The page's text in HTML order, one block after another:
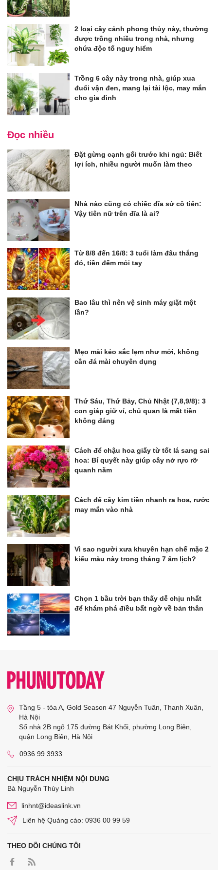
2 loại cây cảnh phong thủy này, thường
được trồng nhiều trong nhà, nhưng
chứa độc tố nguy hiểm
Trồng 6 cây này trong nhà, giúp xua
đuổi vận đen, mang lại tài lộc, may mắn
cho gia đình
Đọc nhiều
Đặt gừng cạnh gối trước khi ngủ: Biết
lợi ích, nhiều người muốn làm theo
Nhà nào cũng có chiếc đĩa sứ cô tiên:
Vậy tiên nữ trên đĩa là ai?
Từ 8/8 đến 16/8: 3 tuổi làm đâu thắng
đó, tiền đếm mỏi tay
Bao lâu thì nên vệ sinh máy giặt một
lần?
Mẹo mài kéo sắc lẹm như mới, không
cần đá mài chuyên dụng
Thứ Sáu, Thứ Bảy, Chủ Nhật (7,8,9/8): 3
con giáp giữ ví, chủ quan là mất tiền
không đáng
Cách để chậu hoa giấy từ tốt lá sang sai
hoa: Bí quyết này giúp cây nở rực rỡ
quanh năm
Cách để cây kim tiền nhanh ra hoa, rước
may mắn vào nhà
Vì sao người xưa khuyên hạn chế mặc 2
kiểu màu này trong tháng 7 âm lịch?
Chọn 1 bầu trời bạn thấy dễ chịu nhất
để khám phá điều bất ngờ về bản thân
Tầng 5 - tòa A, Gold Season 47 Nguyễn Tuân, Thanh Xuân,
Hà Nội
Số nhà 2B ngõ 175 đường Bát Khối, phường Long Biên,
quận Long Biên, Hà Nội
0936 99 3933
CHỊU TRÁCH NHIỆM NỘI DUNG
Bà Nguyễn Thùy Linh
linhnt@ideaslink.vn
Liên hệ Quảng cáo: 0936 00 99 59
THEO DÕI CHÚNG TÔI